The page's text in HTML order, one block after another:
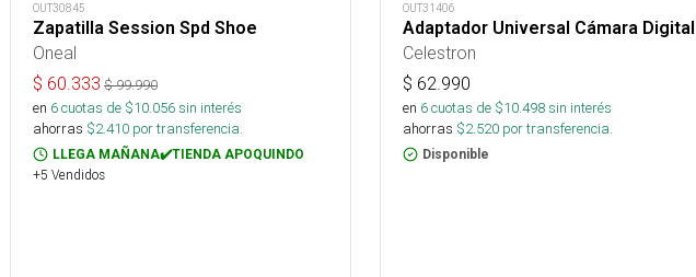
OUT30845
Zapatilla Session Spd Shoe
Oneal
$ 60.333 $99.990
en 6cuotas de $10.056sin interés
ahorras $2.410 por transferencia.
LLEGA MAÑANA✔️TIENDA APOQUINDO
+5 Vendidos
OUT31406
Adaptador Universal Cámara Digital
Celestron
$ 62.990
en 6cuotas de $10.498sin interés
ahorras $2.520 por transferencia.
Disponible